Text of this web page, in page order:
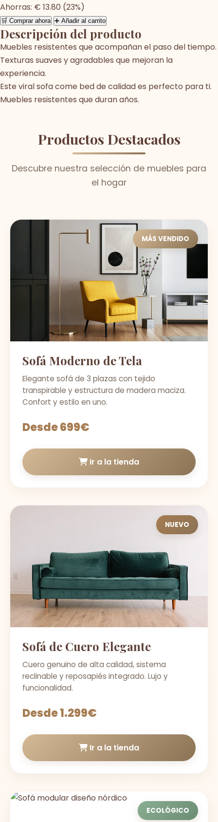
Ahorras: € 13.80 (23%)
🛒 Comprar ahora ➕ Añadir al carrito
Descripción del producto
Muebles resistentes que acompañan el paso del tiempo.
Texturas suaves y agradables que mejoran la
experiencia.
Este viral sofa come bed de calidad es perfecto para ti.
Muebles resistentes que duran años.
Productos Destacados
Descubre nuestra selección de muebles para
el hogar
MÁS VENDIDO
Sofá Moderno de Tela
Elegante sofá de 3 plazas con tejido
transpirable y estructura de madera maciza.
Confort y estilo en uno.
Desde 699€
Ir a la tienda
NUEVO
Sofá de Cuero Elegante
Cuero genuino de alta calidad, sistema
reclinable y reposapiés integrado. Lujo y
funcionalidad.
Desde 1.299€
Ir a la tienda
ECOLÓGICO